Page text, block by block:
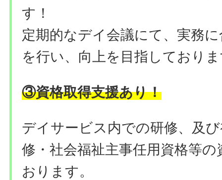
す！
定期的なデイ会議にて、実務
を行い、向上を目指しており
③資格取得支援あり！
デイサービス内での研修、及
修・社会福祉主事任用資格等
おります。